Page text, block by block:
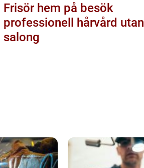
Frisör hem på besök
professionell hårvård utan
salong